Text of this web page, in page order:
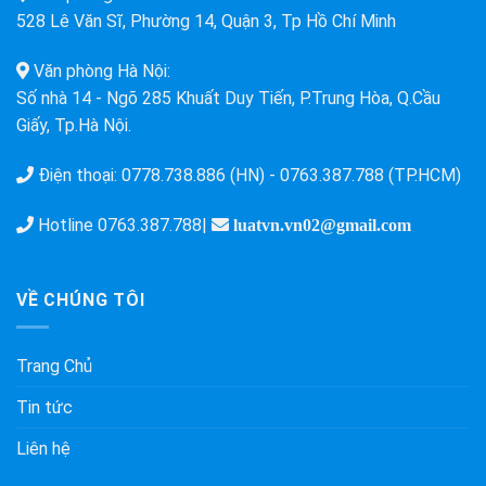
528 Lê Văn Sĩ, Phường 14, Quận 3, Tp Hồ Chí Minh
Văn phòng Hà Nội:
Số nhà 14 - Ngõ 285 Khuất Duy Tiến, P.Trung Hòa, Q.Cầu
Giấy, Tp.Hà Nội.
Điện thoại: 0778.738.886 (HN) - 0763.387.788 (TP.HCM)
Hotline 0763.387.788| luatvn.vn02@gmail.com
VỀ CHÚNG TÔI
Trang Chủ
Tin tức
Liên hệ